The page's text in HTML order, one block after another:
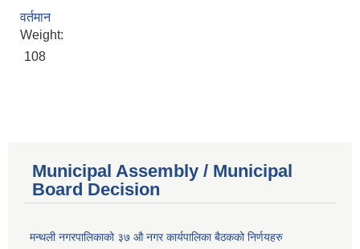
वर्तमान
Weight:
108
Municipal Assembly / Municipal
Board Decision
मन्थली नगरपालिकाको ३७ औ नगर कार्यपालिका बैठकको निर्णयहरु